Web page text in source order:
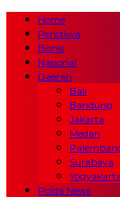
Home
Peristiwa
Bisnis
Nasional
Daerah
Bali
Bandung
Jakarta
Medan
Surabaya
Yogyakarta
Polda News